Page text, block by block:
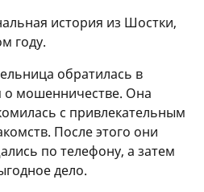
история из Шостки,
году.
обратилась в
о мошенничестве. Она
с привлекательным
После этого они
по телефону, а затем
дело.